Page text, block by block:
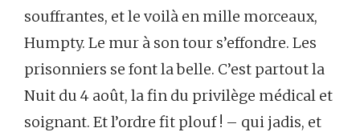
souffrantes, et le voilà en mille morceaux,
Humpty. Le mur à son tour s’effondre. Les
prisonniers se font la belle. C’est partout la
Nuit du 4 août, la fin du privilège médical et
soignant. Et l’ordre fit plouf ! – qui jadis, et